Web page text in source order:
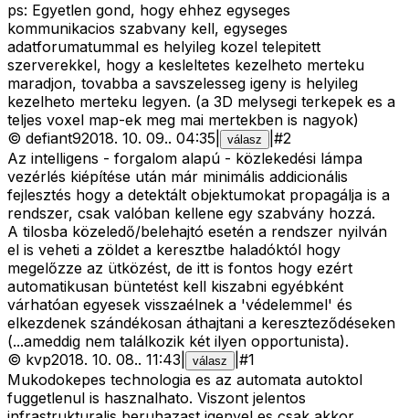
ps: Egyetlen gond, hogy ehhez egyseges
kommunikacios szabvany kell, egyseges
adatforumatummal es helyileg kozel telepitett
szerverekkel, hogy a kesleltetes kezelheto merteku
maradjon, tovabba a savszelesseg igeny is helyileg
kezelheto merteku legyen. (a 3D melysegi terkepek es a
teljes voxel map-ek meg mai mertekben is nagyok)
© defiant92018. 10. 09.. 04:35 válasz #2
Az intelligens - forgalom alapú - közlekedési lámpa
vezérlés kiépítése után már minimális addicionális
fejlesztés hogy a detektált objektumokat propagálja is a
rendszer, csak valóban kellene egy szabvány hozzá.
A tilosba közeledő/belehajtó esetén a rendszer nyilván
el is veheti a zöldet a keresztbe haladóktól hogy
megelőzze az ütközést, de itt is fontos hogy ezért
automatikusan büntetést kell kiszabni egyébként
várhatóan egyesek visszaélnek a 'védelemmel' és
elkezdenek szándékosan áthajtani a kereszteződéseken
(...ameddig nem találkozik két ilyen opportunista).
© kvp2018. 10. 08.. 11:43 válasz #1
Mukodokepes technologia es az automata autoktol
fuggetlenul is hasznalhato. Viszont jelentos